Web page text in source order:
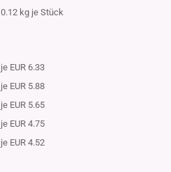
0.12 kg je Stück
je EUR 6.33
je EUR 5.88
je EUR 5.65
je EUR 4.75
je EUR 4.52